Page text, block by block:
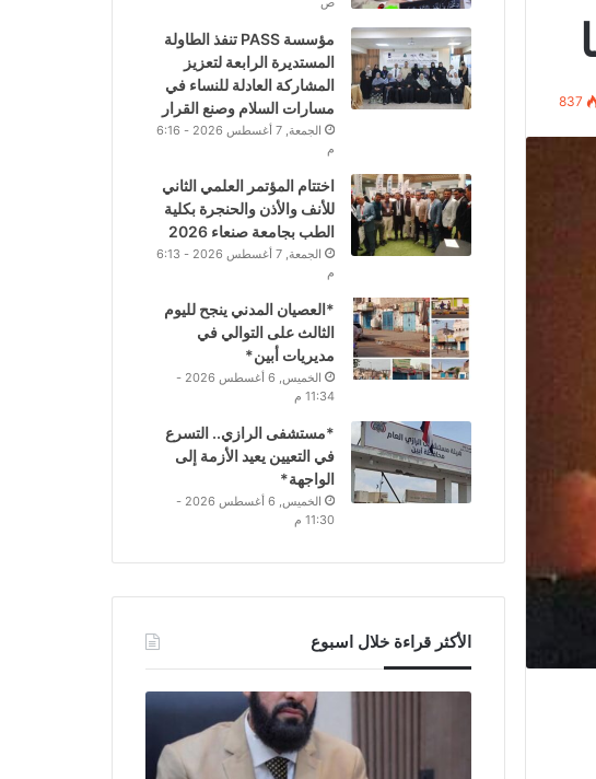
837
مؤسسة PASS تنفذ الطاولة
المستديرة الرابعة لتعزيز
المشاركة العادلة للنساء في
مسارات السلام وصنع القرار
الجمعة, 7 أغسطس 2026 - 6:16
م
اختتام المؤتمر العلمي الثاني
للأنف والأذن والحنجرة بكلية
الطب بجامعة صنعاء 2026
الجمعة, 7 أغسطس 2026 - 6:13
م
*العصيان المدني ينجح لليوم
الثالث على التوالي في
مديريات أبين*
الخميس, 6 أغسطس 2026 -
11:34 م
*مستشفى الرازي.. التسرع
في التعيين يعيد الأزمة إلى
الواجهة*
الخميس, 6 أغسطس 2026 -
11:30 م
الأكثر قراءة خلال اسبوع